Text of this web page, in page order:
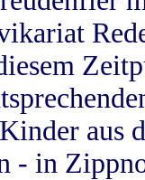
aus
- in